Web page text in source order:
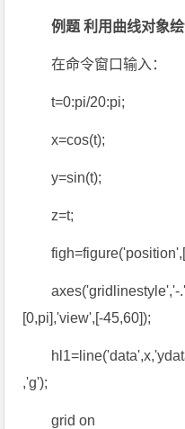
例题 利用曲线对象绘
在命令窗口输入：
t=0:pi/20:pi;
x=cos(t);
y=sin(t);
z=t;
axes('gridlinestyle','-
[0,pi],'view',[-45,60]);
,'g');
grid on